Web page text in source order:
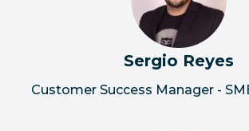
Sergio Reyes
Customer Success Manager -